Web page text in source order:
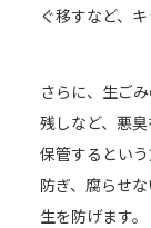
ぐ移すなど、
さらに、生ご
残しなど、悪
保管するとい
防ぎ、腐らせ
生を防げます。